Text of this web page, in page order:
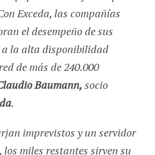
Exceda, las compañías
el desempeño de sus
a la alta disponibilidad
de más de 240.000
Baumann,
socio
imprevistos y un servidor
los miles restantes sirven su